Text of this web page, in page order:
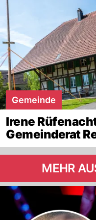
Gemeinde
Irene
Gemeinderat
MEHR